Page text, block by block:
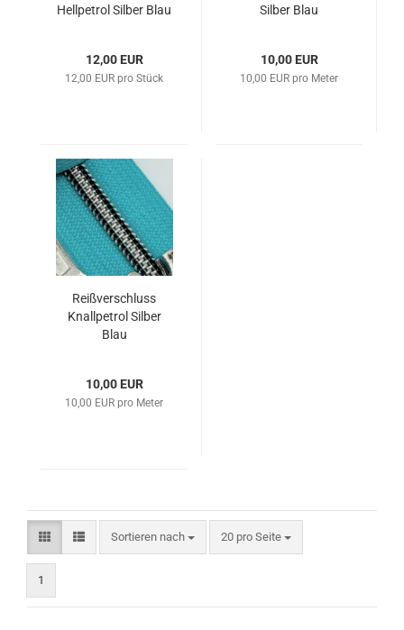
Hellpetrol Silber Blau
12,00 EUR
12,00 EUR pro Stück
Silber Blau
10,00 EUR
10,00 EUR pro Meter
Reißverschluss
Knallpetrol Silber
Blau
10,00 EUR
10,00 EUR pro Meter
Sortieren nach
Sortieren nach 20 pro Seite
pro Seite
1